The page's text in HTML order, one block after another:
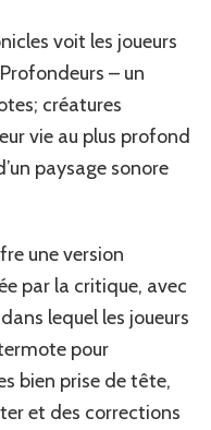
voit les joueurs
– un
créatures
vie au plus profond
paysage sonore
une version
par la critique, avec
lequel les joueurs
pour
bien prise de tête,
et des corrections